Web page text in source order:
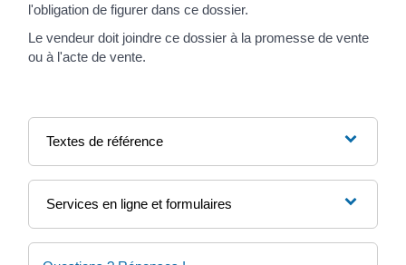
l'obligation de figurer dans ce dossier.
Le vendeur doit joindre ce dossier à la promesse de vente
ou à l'acte de vente.
Textes de référence
Services en ligne et formulaires